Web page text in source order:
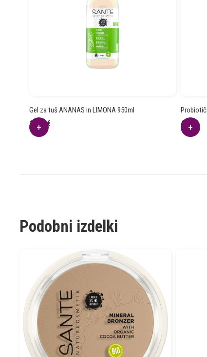
Gel za tuš ANANAS in LIMONA 950ml
14.25€
4.59
€
Podobni izdelki